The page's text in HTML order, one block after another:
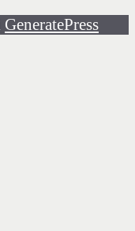
GeneratePress